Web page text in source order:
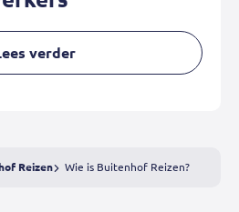
verder
Reizen Wie is Buitenhof Reizen?